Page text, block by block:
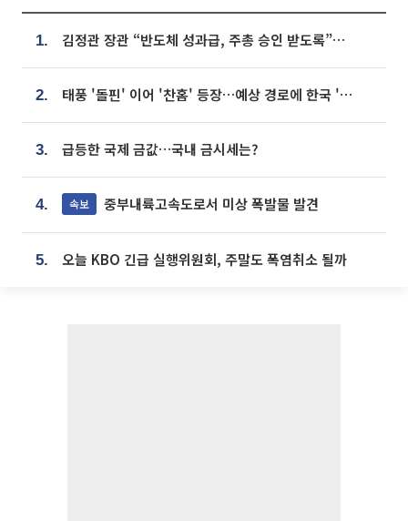
1. 김정관 장관 “반도체 성과급, 주총 승인 받도록”…상법·자본시장법 개정 시사
2. 태풍 '돌핀' 이어 '찬홈' 등장…예상 경로에 한국 '한숨'
3. 급등한 국제 금값…국내 금시세는?
4. 속보 중부내륙고속도로서 미상 폭발물 발견
5. 오늘 KBO 긴급 실행위원회, 주말도 폭염취소 될까